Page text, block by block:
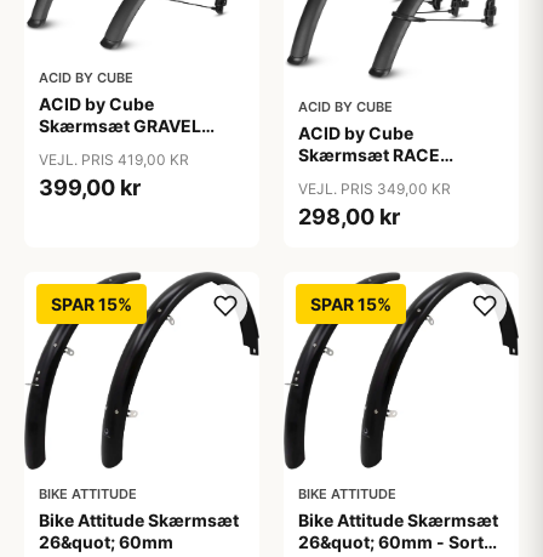
ACID BY CUBE
ACID by Cube
Skærmsæt GRAVEL
VEJL. PRIS 419,00 KR
399,00 kr
ACID BY CUBE
ACID by Cube
Skærmsæt RACE
VEJL. PRIS 349,00 KR
298,00 kr
SPAR 15%
BIKE ATTITUDE
Bike Attitude Skærmsæt
26&quot; 60mm
SPAR 15%
BIKE ATTITUDE
Bike Attitude Skærmsæt
26&quot; 60mm - Sort